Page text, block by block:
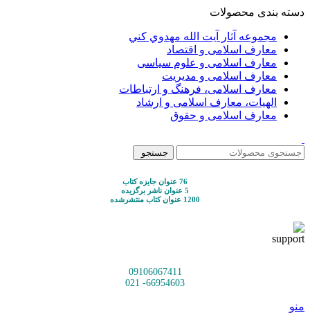
دسته بندی محصولات
مجموعه آثار آيت الله مهدوي كني
معارف اسلامی و اقتصاد
معارف اسلامی و علوم سیاسی
معارف اسلامی و مدیریت
معارف اسلامی، فرهنگ و ارتباطات
الهیات، معارف اسلامی و ارشاد
معارف اسلامی و حقوق
جستجو
76 عنوان جایزه کتاب
5 عنوان ناشر برگزیده
1200 عنوان کتاب منتشرشده
09106067411
66954603- 021
منو